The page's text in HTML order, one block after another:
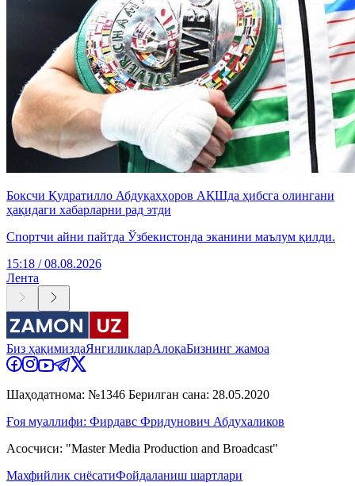
Боксчи Қудратилло Абдуқаҳҳоров АҚШда ҳибсга олингани
ҳақидаги хабарларни рад этди
Спортчи айни пайтда Ўзбекистонда эканини маълум қилди.
15:18 / 08.08.2026
Лента
Биз ҳақимиздаЯнгиликларАлоқаБизнинг жамоа
Шаҳодатнома: №1346 Берилган сана: 28.05.2020
Ғоя муаллифи: Фирдавс Фридунович Абдухаликов
Асосчиси: "Master Media Production and Broadcast"
Махфийлик сиёсатиФойдаланиш шартлари